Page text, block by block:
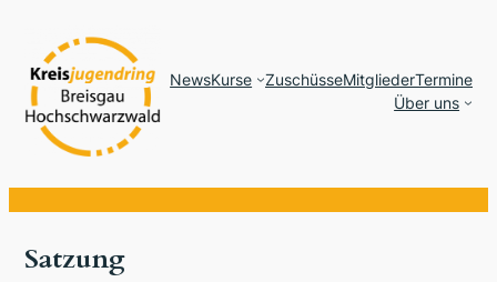
NewsKurse ZuschüsseMitgliederTermine
Über uns
Satzung